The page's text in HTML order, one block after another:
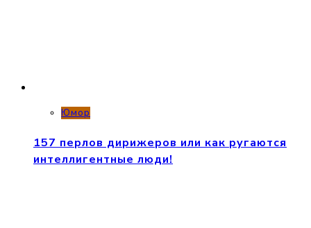
Юмор
157 перлов дирижеров или как ругаются
интеллигентные люди!